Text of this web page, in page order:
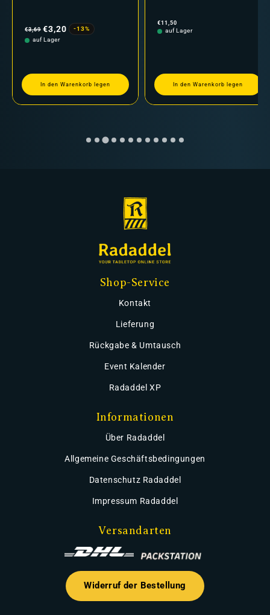
Preis
€3,69 €3,20
-13%
auf Lager
In den Warenkorb legen
Normaler
Preis
€11,50
auf Lager
In den Warenkorb legen
Shop-Service
Kontakt
Lieferung
Rückgabe & Umtausch
Event Kalender
Radaddel XP
Informationen
Über Radaddel
Allgemeine Geschäftsbedingungen
Datenschutz Radaddel
Impressum Radaddel
Versandarten
Widerruf der Bestellung